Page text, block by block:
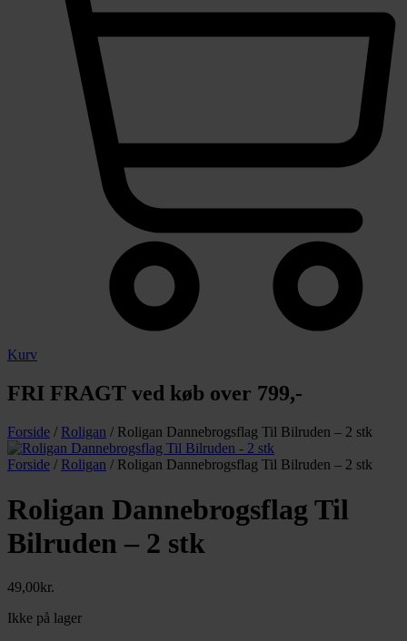
Kurv
FRI FRAGT ved køb over 799,-
Forside / Roligan / Roligan Dannebrogsflag Til Bilruden – 2 stk
Forside / Roligan / Roligan Dannebrogsflag Til Bilruden – 2 stk
Roligan Dannebrogsflag Til
Bilruden – 2 stk
49,00kr.
Ikke på lager